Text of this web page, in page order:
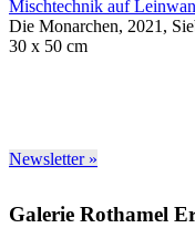
Die Monarchen, 2021,
30 x 50 cm
Newsletter »
Galerie Rothamel